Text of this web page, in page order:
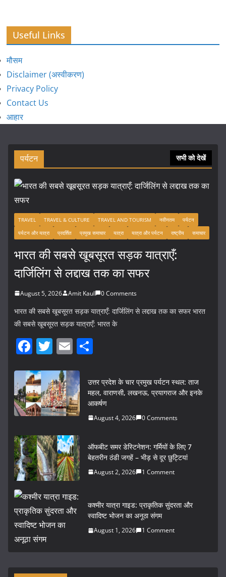
Useful Links
मौसम
Disclaimer (अस्वीकरण)
Privacy Policy
Contact Us
आहार
पर्यटन सभी को देखें
TRAVEL TRAVEL & CULTURE TRAVEL AND TOURISM नवीनतम
पर्यटन
पर्यटन और यात्रा
प्रदर्शित प्रमुख समाचार यात्रा यात्रा और पर्यटन राष्ट्रीय समाचार
भारत की सबसे खूबसूरत सड़क यात्राएँ:
दार्जिलिंग से लद्दाख तक का सफर
August 5, 2026 Amit Kaul 0 Comments
भारत की सबसे खूबसूरत सड़क यात्राएँ: दार्जिलिंग से लद्दाख तक का सफर भारत
की सबसे खूबसूरत सड़क यात्राएँ: भारत के
F
c
e
b
o
k
T
itt
er
E
ai
l
ar
e
उत्तर प्रदेश के चार प्रमुख पर्यटन स्थल: ताज
महल, वाराणसी, लखनऊ, प्रयागराज और इनके
आकर्षण
August 4, 2026 0 Comments
ऑफबीट समर डेस्टिनेशन: गर्मियों के लिए 7
बेहतरीन ठंडी जगहें – भीड़ से दूर छुट्टियां
August 2, 2026 1 Comment
कश्मीर यात्रा गाइड: प्राकृतिक सुंदरता और
स्वादिष्ट भोजन का अनूठा संगम
August 1, 2026 1 Comment